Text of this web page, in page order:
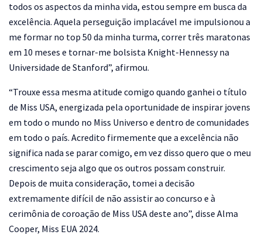
todos os aspectos da minha vida, estou sempre em busca da
excelência. Aquela perseguição implacável me impulsionou a
me formar no top 50 da minha turma, correr três maratonas
em 10 meses e tornar-me bolsista Knight-Hennessy na
Universidade de Stanford”, afirmou.
“Trouxe essa mesma atitude comigo quando ganhei o título
de Miss USA, energizada pela oportunidade de inspirar jovens
em todo o mundo no Miss Universo e dentro de comunidades
em todo o país. Acredito firmemente que a excelência não
significa nada se parar comigo, em vez disso quero que o meu
crescimento seja algo que os outros possam construir.
Depois de muita consideração, tomei a decisão
extremamente difícil de não assistir ao concurso e à
cerimônia de coroação de Miss USA deste ano”, disse Alma
Cooper, Miss EUA 2024.